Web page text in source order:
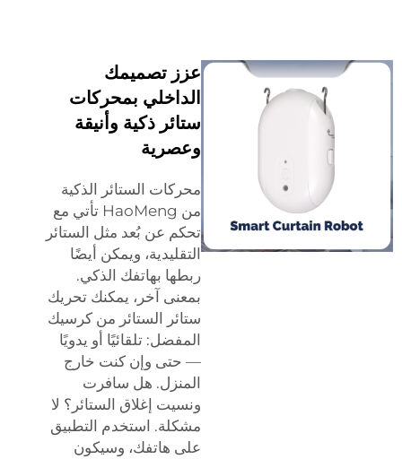
عزز تصميمك
الداخلي بمحركات
ستائر ذكية وأنيقة
وعصرية
محركات الستائر الذكية
من HaoMeng تأتي مع
تحكم عن بُعد مثل الستائر
التقليدية، ويمكن أيضًا
ربطها بهاتفك الذكي.
بمعنى آخر، يمكنك تحريك
ستائر الستائر من كرسيك
المفضل: تلقائيًا أو يدويًا
— حتى وإن كنت خارج
المنزل. هل سافرت
ونسيت إغلاق الستائر؟ لا
مشكلة. استخدم التطبيق
على هاتفك، وسيكون